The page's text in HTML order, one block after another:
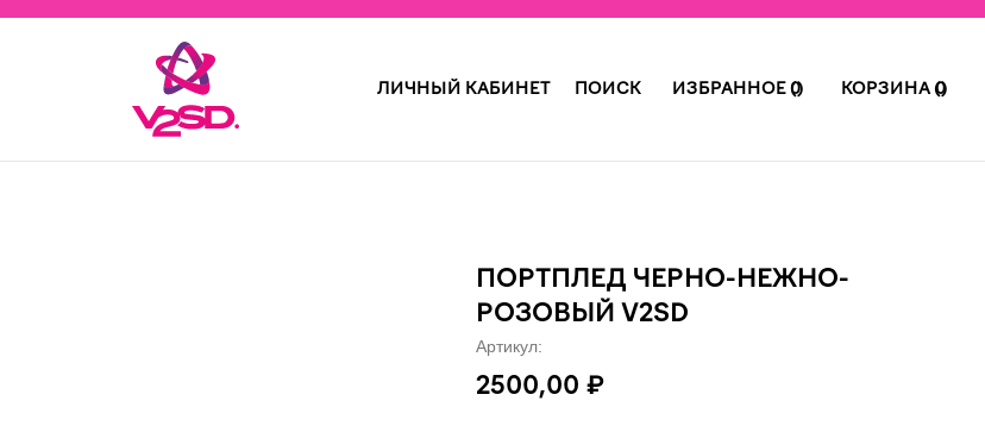
0
КОРЗИНА (ㅤ)
0
ИЗБРАННОЕ (ㅤ)
ПОИСК
ЛИЧНЫЙ КАБИНЕТ
ПОРТПЛЕД ЧЕРНО-НЕЖНО-
РОЗОВЫЙ V2SD
Артикул:
2500,00 ₽